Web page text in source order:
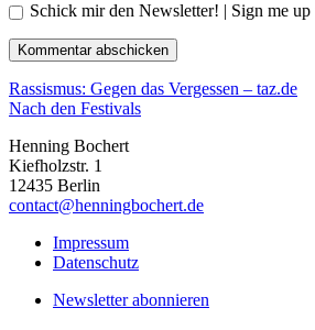
Schick mir den Newsletter! | Sign me
Rassismus: Gegen das Vergessen – taz.de
Nach den Festivals
Henning Bochert
Kiefholzstr. 1
12435 Berlin
contact@henningbochert.de
Impressum
Datenschutz
Newsletter abonnieren